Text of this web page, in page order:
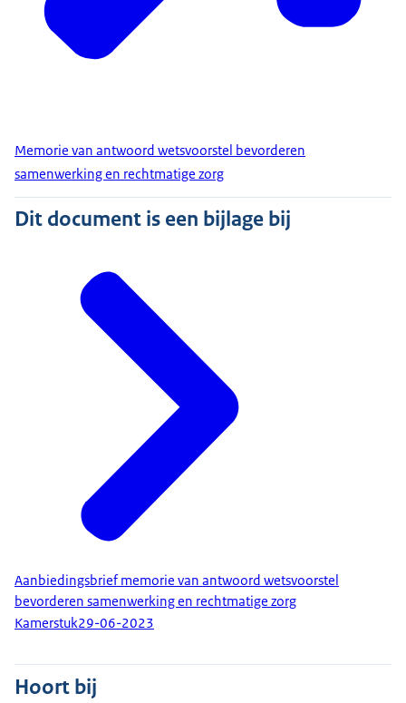
Memorie van antwoord wetsvoorstel bevorderen
samenwerking en rechtmatige zorg
Dit document is een bijlage bij
Aanbiedingsbrief memorie van antwoord wetsvoorstel
bevorderen samenwerking en rechtmatige zorg
Kamerstuk29-06-2023
Hoort bij